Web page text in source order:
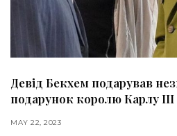
Девід Бекхем подарував
подарунок королю Карлу III
MAY 22, 2023